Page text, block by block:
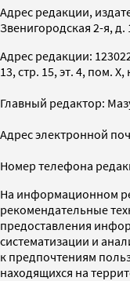
Адрес редакции,
Звенигородская 2-я, д.
Адрес редакции:
13, стр. 15, эт. 4, пом. X,
Главный редактор:
Адрес электронной
Номер телефона
На информационном
рекомендательные
предоставления
систематизации и
к предпочтениям
находящихся на